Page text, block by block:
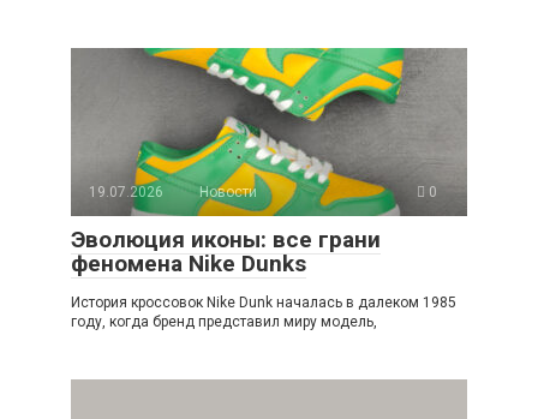
19.07.2026 Новости 0
Эволюция иконы: все грани
феномена Nike Dunks
История кроссовок Nike Dunk началась в далеком 1985
году, когда бренд представил миру модель,